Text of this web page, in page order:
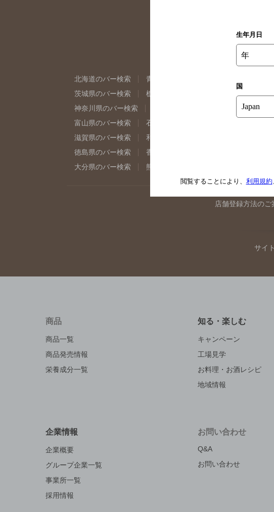
北海道のバー検索 青森県のバー検索
茨城県のバー検索
栃木県のバー検索
神奈川県のバー検索
埼玉県のバー検
富山県のバー検索
石川県のバー検索
滋賀県のバー検索
和歌山県のバー検索
徳島県のバー検索
香川県のバー検索
大分県のバー検索
熊本県のバー検索
店舗登録方法のご
サイ
商品
商品一覧
商品発売情報
栄養成分一覧
知る・楽しむ
キャンペーン
工場見学
お料理・お酒レシピ
地域情報
企業情報
企業概要
グループ企業一覧
事業所一覧
採用情報
お問い合わせ
Q&A
お問い合わせ
生年月日
年
国
閲覧することにより、 利用規約